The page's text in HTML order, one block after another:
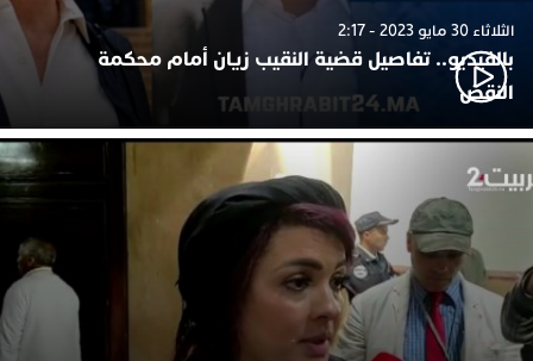
الثلاثاء 30 مايو 2023 - 2:17
بالفيديو.. تفاصيل قضية النقيب زيان أمام محكمة
النقض